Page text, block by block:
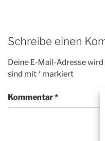
Schreibe einen
Deine E-Mail-Adresse
sind mit* markiert
Kommentar*